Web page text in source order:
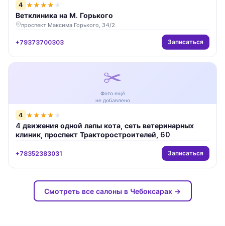
4 ★★★★ ★
Ветклиника на М. Горького
проспект Максима Горького, 34/2
+79373700303 Записаться
✂️
Фото ещё
не добавлено
4 ★★★★ ★
4 движения одной лапы кота, сеть ветеринарных
клиник, проспект Тракторостроителей, 60
+78352383031 Записаться
Смотреть все салоны в Чебоксарах →